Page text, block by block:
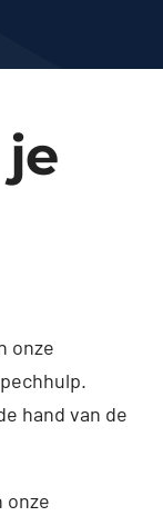
onze
hand van de
onze